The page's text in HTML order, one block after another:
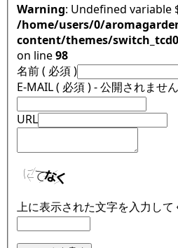
Warning : Undefined variable
/home/users/0/
content/themes/
on line98
名前 ( 必須 )
E-MAIL ( 必須 ) - 公開されませ
URL
上に表示された文字を入力して